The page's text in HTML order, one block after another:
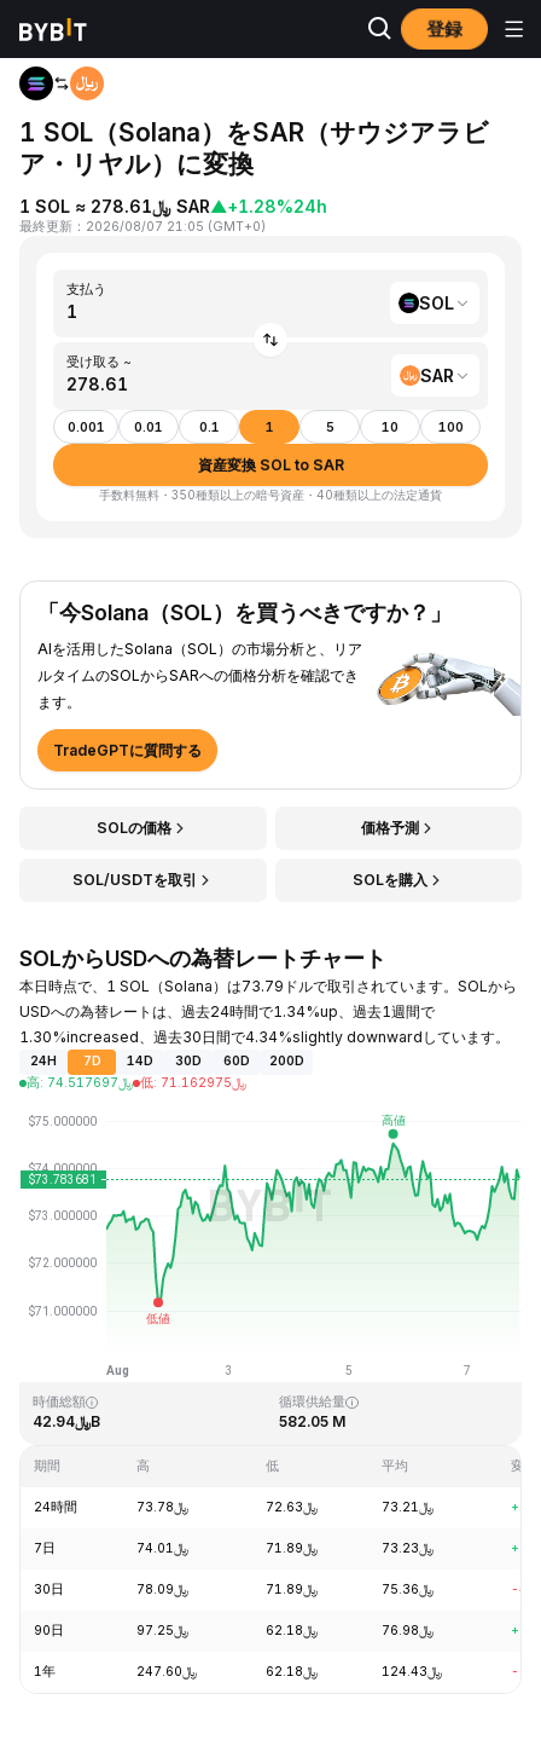
登録
ホーム SOL to SAR
1 SOL（Solana）をSAR（サウジアラビ
ア・リヤル）に変換
1 SOL ≈ ﷼278.61 SAR▲+1.28%24h
最終更新 ： 2026/08/07 21:05 (GMT+0)
支払う
SOL
受け取る ~
SAR
0.001 0.01 0.1 1 5 10 100
資産変換 SOL to SAR
手数料無料・350種類以上の暗号資産・40種類以上の法定通貨
「今Solana（SOL）を買うべきですか？」
AIを活用したSolana（SOL）の市場分析と、リア
ルタイムのSOLからSARへの価格分析を確認でき
ます。
TradeGPTに質問する
SOLの価格 価格予測
SOL/USDTを取引 SOLを購入
SOLからUSDへの為替レートチャート
本日時点で、1 SOL（Solana）は73.79ドルで取引されています。SOLから
USDへの為替レートは、過去24時間で1.34%up、過去1週間で
1.30%increased、過去30日間で4.34%slightly downwardしています。
24H 7D 14D 30D 60D
200D
高: ﷼74.517697 低: ﷼ 71.162975
最終更新日時：2026-08-07、21:05 GMT+0
﷼0.500801
時価総額
﷼42.94B
循環供給量
582.05 M
期間 高 低 平均 変動
24時間 ﷼73.78 ﷼72.63 ﷼73.21
7日 ﷼74.01 ﷼71.89 ﷼73.23
30日 ﷼78.09 ﷼71.89 ﷼75.36 -
90日 ﷼97.25 ﷼62.18 ﷼76.98
1年 ﷼247.60 ﷼62.18 ﷼124.43 -